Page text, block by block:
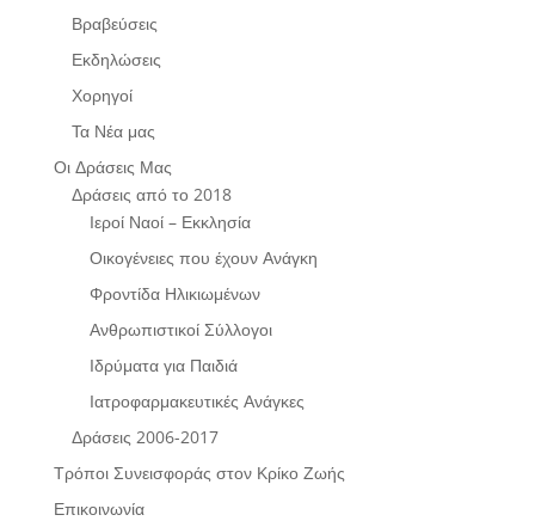
Βραβεύσεις
Εκδηλώσεις
Χορηγοί
Τα Νέα μας
Οι Δράσεις Μας
Δράσεις από το 2018
Ιεροί Ναοί – Εκκλησία
Οικογένειες που έχουν Ανάγκη
Φροντίδα Ηλικιωμένων
Ανθρωπιστικοί Σύλλογοι
Ιδρύματα για Παιδιά
Ιατροφαρμακευτικές Ανάγκες
Δράσεις 2006-2017
Τρόποι Συνεισφοράς στον Κρίκο Ζωής
Επικοινωνία